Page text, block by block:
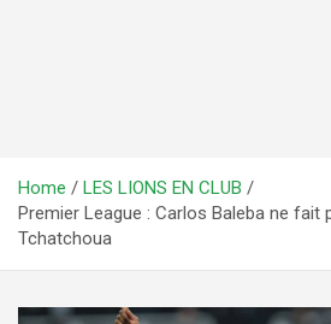
Home
LES LIONS EN CLUB
Premier League : Carlos Baleba ne fait
Tchatchoua